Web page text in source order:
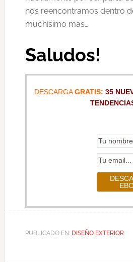
nos reencontramos dentro
muchísimo mas…
Saludos!
DESCARGAGRATIS: 35
PUBLICADO EN: DISEÑO EXTERIOR